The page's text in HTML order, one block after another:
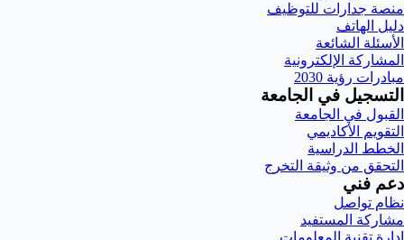
منصة جدارات للتوظيف
دليل الهاتف
الأسئلة الشائعة
المشاركة الإلكترونية
مبادرات رؤية 2030
التسجيل في الجامعة
القبول في الجامعة
التقويم الأكاديمي
الخطط الدراسية
التحقق من وثيقة التخرج
دعم فني
نظام تواصل
مشاركة المستفيد
إدارة تقنية المعلومات